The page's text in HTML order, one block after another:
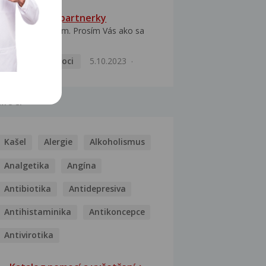
HPV typ 52 u partnerky
Dobrý deň prajem. Prosím Vás ako sa
Pohlavní nemoci
5.10.2023
Kašel Alergie Alkoholismus
Analgetika Angína
Antibiotika Antidepresiva
Antihistaminika Antikoncepce
Antivirotika